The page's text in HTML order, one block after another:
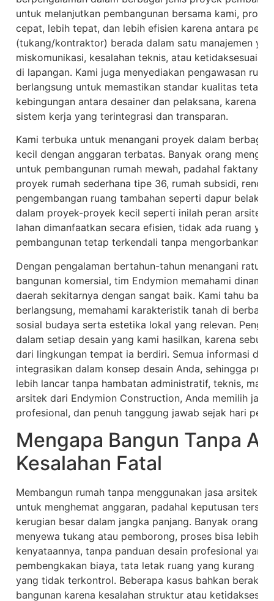
untuk melanjutkan pembangunan bersama kami,
cepat, lebih tepat, dan lebih efisien karena antara
(tukang/kontraktor) berada dalam satu manajemen
miskomunikasi, kesalahan teknis, atau
di lapangan. Kami juga menyediakan pengawasan
berlangsung untuk memastikan standar kualitas tetap
kebingungan antara desainer dan pelaksana, karena
sistem kerja yang terintegrasi dan transparan.
Kami terbuka untuk menangani proyek dalam
kecil dengan anggaran terbatas. Banyak orang
untuk pembangunan rumah mewah, padahal faktanya
proyek rumah sederhana tipe 36, rumah subsidi,
pengembangan ruang tambahan seperti dapur
dalam proyek-proyek kecil seperti inilah peran arsitek
lahan dimanfaatkan secara efisien, tidak ada ruang
pembangunan tetap terkendali tanpa mengorbankan
Dengan pengalaman bertahun-tahun menangani
bangunan komersial, tim Endymion memahami
daerah sekitarnya dengan sangat baik. Kami tahu
berlangsung, memahami karakteristik tanah di
sosial budaya serta estetika lokal yang relevan.
dalam setiap desain yang kami hasilkan, karena
dari lingkungan tempat ia berdiri. Semua informasi
integrasikan dalam konsep desain Anda, sehingga
lebih lancar tanpa hambatan administratif, teknis,
arsitek dari Endymion Construction, Anda memilih
profesional, dan penuh tanggung jawab sejak hari
Mengapa Bangun Tanpa
Kesalahan Fatal
Membangun rumah tanpa menggunakan jasa arsitek
untuk menghemat anggaran, padahal keputusan
kerugian besar dalam jangka panjang. Banyak orang
menyewa tukang atau pemborong, proses bisa lebih
kenyataannya, tanpa panduan desain profesional
pembengkakan biaya, tata letak ruang yang kurang
yang tidak terkontrol. Beberapa kasus bahkan
bangunan karena kesalahan struktur atau